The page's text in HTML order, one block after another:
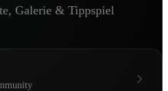
Galerie & Tippspiel